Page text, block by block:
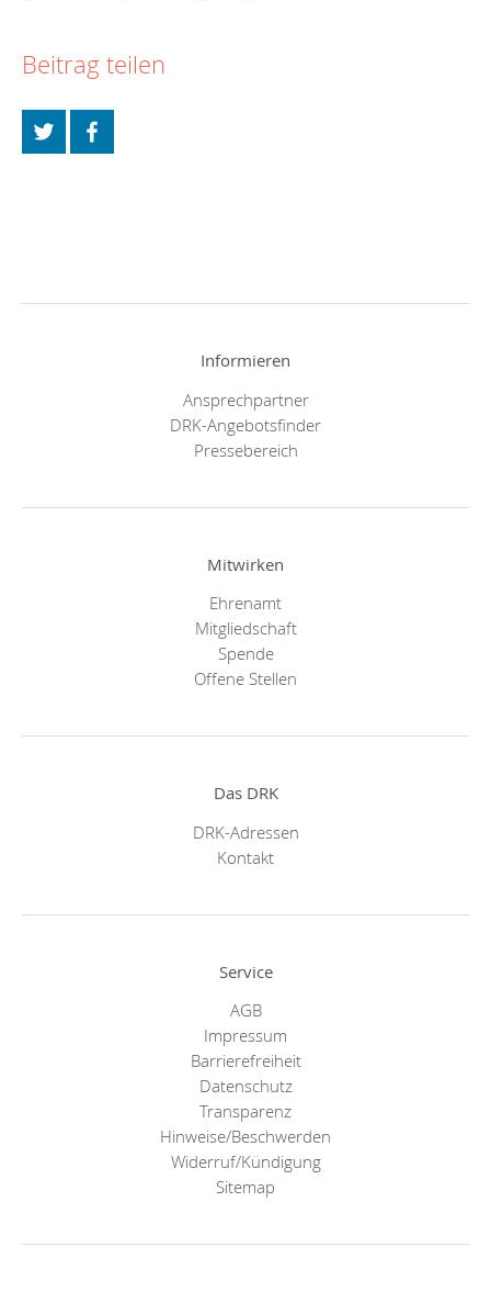
Beitrag teilen
Informieren
Ansprechpartner
DRK-Angebotsfinder
Pressebereich
Mitwirken
Ehrenamt
Mitgliedschaft
Spende
Offene Stellen
Das DRK
DRK-Adressen
Kontakt
Service
AGB
Impressum
Barrierefreiheit
Datenschutz
Transparenz
Hinweise/Beschwerden
Widerruf/Kündigung
Sitemap